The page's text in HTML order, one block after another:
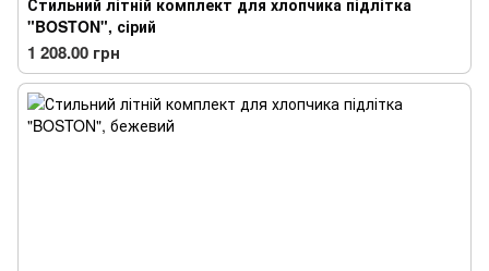
Стильний літній комплект для хлопчика підлітка
"BOSTON", сірий
1 208.00 грн